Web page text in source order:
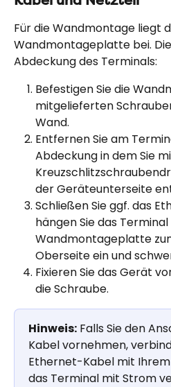
Für die Wandmontage liegt
Wandmontageplatte bei.
Abdeckung des Terminals:
Befestigen Sie die
mitgelieferten
Wand.
Entfernen Sie am
Abdeckung in dem Sie
der Geräteunterseite
Schließen Sie ggf. das
hängen Sie das
Wandmontageplatte
Oberseite ein und
Fixieren Sie das Gerät
die Schraube.
Hinweis: Falls Sie den
Kabel vornehmen,
Ethernet-Kabel mit
das Terminal mit Strom